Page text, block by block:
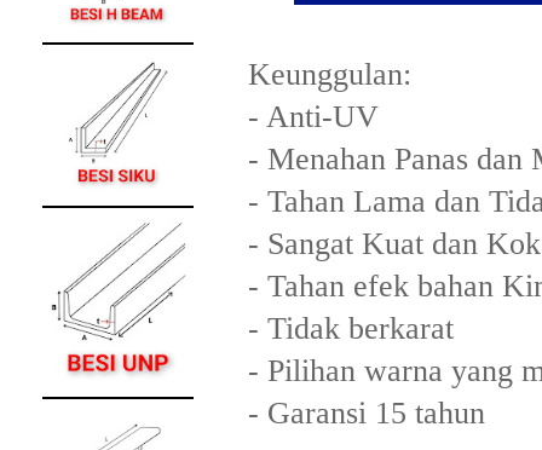
Keunggulan:
- Anti-UV
- Menahan Panas dan
- Tahan Lama dan
- Sangat Kuat dan
- Tahan efek bahan
- Tidak berkarat
- Pilihan warna yang
- Garansi 15 tahun